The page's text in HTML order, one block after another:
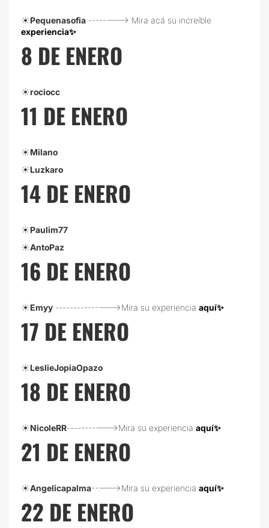
☀️Pequenasofia --------> Mira acá su increíble
experiencia✨
8 DE ENERO
☀️rociocc
11 DE ENERO
☀️Milano
☀️Luzkaro
14 DE ENERO
☀️Paulim77
☀️AntoPaz
16 DE ENERO
☀️Emyy --------------->Mira su experiencia aquí✨
17 DE ENERO
☀️LeslieJopiaOpazo
18 DE ENERO
☀️NicoleRR----------->Mira su experiencia aquí✨
21 DE ENERO
☀️Angelicapalma----->Mira su experiencia aquí✨
22 DE ENERO